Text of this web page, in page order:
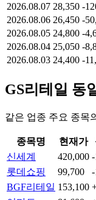
2026.08.07 28,350 -
2026.08.06 26,450 -
2026.08.05 24,800 -
2026.08.04 25,050 -
2026.08.03 24,400 -
GS리테일 동
같은 업종 주요 종목
종목명 현재가
신세계
420,000
롯데쇼핑
99,700
BGF리테일 153,100